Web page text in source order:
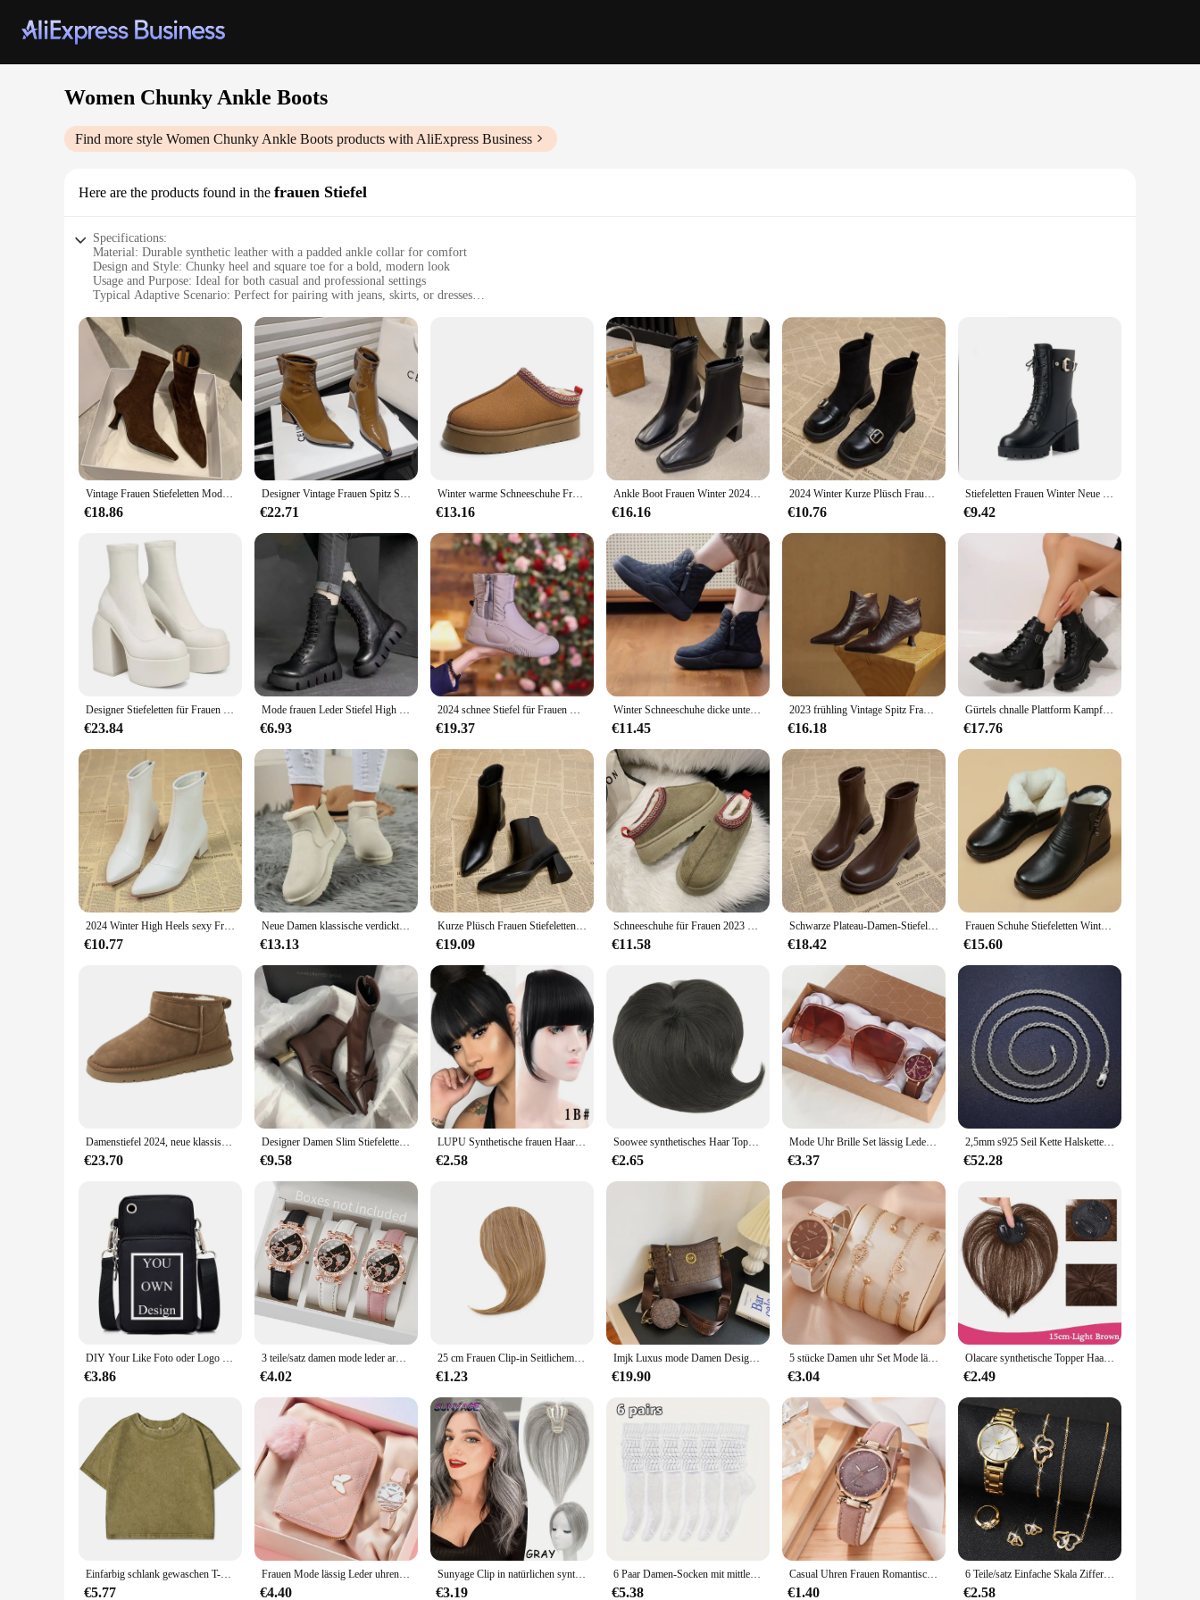
Women Chunky Ankle Boots
Find more style Women Chunky Ankle Boots products with AliExpress Business
Here are the products found in the frauen Stiefel
Specifications:
Material: Durable synthetic leather with a padded ankle collar for comfort
Design and Style: Chunky heel and square toe for a bold, modern look
Usage and Purpose: Ideal for both casual and professional settings
Typical Adaptive Scenario: Perfect for pairing with jeans, skirts, or dresses
Performance and Property: Non-slip rubber sole for secure footing on various surfaces
Features:
**Elegant Craftsmanship and Style**
Step into the season with confidence and style in our Women Chunky Ankle Boots. These boots are not just a fashion statement; they are a testament to elegant craftsmanship and versatile design. The
chunky heel and square toe offer a contemporary twist on classic ankle boot silhouettes, making them a must-have for any fashion-forward woman. The durable synthetic leather material ensures
longevity and a sleek finish, while the padded ankle collar provides comfort for all-day wear.
**Versatile and Comfortable Footwear**
Whether you're navigating the urban jungle or enjoying a casual day out, these boots are designed to keep up with your dynamic lifestyle. The non-slip rubber sole guarantees secure footing on various
surfaces, while the chunky heel offers a stable and comfortable stride. The boots' adaptability extends to various outfits, making them a staple in any wardrobe. They pair effortlessly with jeans, skirts,
or dresses, ensuring you're always ready for any occasion.
**A Boost for Your Wardrobe**
As a wholesale product, these Women Chunky Ankle Boots are an excellent addition to your collection or as a gift for friends and family. Their universal appeal makes them a popular choice among
vendors and suppliers, and their sets for sale offer an economical option for those looking to stock up on stylish footwear. Embrace the season's trends with these boots, and watch as they elevate your
outfits and your confidence.
Vintage Frauen Stiefeletten Mode Spitz Schuhe Herbst Winter High Heel Damen Elegante Stretch Dünne Kurze Booties
€18.86
Designer Vintage Frauen Spitz Stiefeletten Mode High Heels Kurze Booties Herbst Winter frauen Schuhe
€22.71
Winter warme Schneeschuhe Frauen klobige Plattform Plüsch Stiefeletten für Frau Wildleder Baumwolle gepolsterte Schuhe wasserdichte Hausschuhe Slipper
€13.16
Ankle Boot Frauen Winter 2024 Neue Kaschmir Warme Mode Schwarz Sexy Dünne Bein Elastische Botas De Invierno Para Mujer Bota feminina
€16.16
2024 Winter Kurze Plüsch Frauen Stiefeletten Mode Runde Kappe Damen Baumwolle Kurze Booties Elegante Platz Niedrigen Ferse frauen schuhe
€10.76
Stiefeletten Frauen Winter Neue Pelz Warme Non-slip Damen Stiefel Große Größe Winter Schnee Stiefel Plattform Schuhe schwarz High Heels Botas
€9.42
Designer Stiefeletten für Frauen Frühling Herbst Marke Frau Heels Plattform Chunky Stiefel Solide PU Frauen Schuhe Neue Sexy High Heels
€23.84
Mode frauen Leder Stiefel High Top Casual Baumwolle Boot Plüsch Warme Winter Stiefel für Frauen Nicht Slip Plattform Stiefel botas Mujer
€6.93
2024 schnee Stiefel für Frauen Neue Baumwolle Schuhe Winter Plüsch Dicke Sohle frauen Schuhe Plattform Anti Slip Warme Stiefeletten schuhe
€19.37
Winter Schneeschuhe dicke untere Seiten kette warme bequeme Schneeschuhe für Frauen
€11.45
2023 frühling Vintage Spitz Frauen Stiefeletten Mode Starke Ferse Schuhe Concise Kurze Botas De Mujer
€16.18
Gürtels chnalle Plattform Kampfs tiefel Frauen klobige Absätze schnüren Stiefeletten Frau Seite Reiß verschluss Pu Leder kurze Stiefeletten plus Größe 43
€17.76
2024 Winter High Heels sexy Frauen Luxus schuhe klobige Knöchel Chelsea Stiefel Mode neue spitze Zehen Reiß verschluss Goth Pumps Marke Schuhe
€10.77
Neue Damen klassische verdickte Fluff Schneeschuhe bequeme warme Stiefeletten Frau Winter Damen Schuhe klobige Botas Mujer
€13.13
Kurze Plüsch Frauen Stiefeletten Mode Seite Reißverschlüsse Schuhe Herbst Winter Starke Absatz frauen Warme Kurze Booties
€19.09
Schneeschuhe für Frauen 2023 Winter neue Kaschmir warme dicke Sohlen ohne fersen bedeckte Haare halbe Pantoffel Baumwoll schuhe für Frauen
€11.58
Schwarze Plateau-Damen-Stiefeletten, modische weiche Lederschuhe, Herbst-Winter, dicker Absatz, kurze Damenstiefel
€18.42
Frauen Schuhe Stiefeletten Winter Plüsch Warme Weiche Sohle Anti Slip Wasserdicht Komfortable Outdoor Zipper Kälte Beweis Frauen Stiefel
€15.60
Damenstiefel 2024, neue klassische verdickte Flusen-Schneestiefel für Damen, bequeme warme Stiefeletten, Winter, klobige Goth-Schuhe für Damen
€23.70
Designer Damen Slim Stiefeletten Mode Elegante Spitzschuh Schuhe High Heel Damen Morder Short Booties
€9.58
LUPU Synthetische frauen Haar Kurze Gerade Stumpfen Pony Natürliche Gefälschte Falsche Haar Clip In Haarteile Für Schwarz Hitze Beständig faser
€2.58
Soowee synthetisches Haar Topper mit Pony unsichtbare 3D Haar Toupet Haar teile Top Haar verschlüsse für Männer und Frauen
€2.65
Mode Uhr Brille Set lässig Leder Gürtel Uhren Frauen einfache Sonnenbrille Damen Eisen Turm Zifferblatt Quarz Armbanduhren Kleid c
€3.37
2,5mm s925 Seil Kette Halskette Sterling Silber nie verblassen wasserdichte Halsreif Männer Frauen Schmuck Silber Farbe Ketten Geschenk
€52.28
DIY Your Like Foto oder Logo Damen Herren Individueller Druck Handytasche Leuchtende Umhängetasche Mini Handtasche Umhängetasche Geldbörse
€3.86
3 teile/satz damen mode leder armband herzförmige zifferblatt quarzuhr für damen schwarz weiß rosa set
€4.02
25 cm Frauen Clip-in Seitlichem Pony Natürliche Dicke Matte Stirn Haarverlängerungen Pony Schwarz Braun Blonde Pony Fransen Perücke Haarteile
€1.23
Imjk Luxus mode Damen Designer Tasche Handtaschen Schulter Messenger geneigte Umhängetasche Abend taschen quadratische Tasche
€19.90
5 stücke Damen uhr Set Mode lässig Quarzuhr Mode einfache Armband Uhr Set
€3.04
Olacare synthetische Topper Haarteil falsche Knall Clip-in Pony Erweiterung natürliche gefälschte Fransen unsichtbare Clourse Haarteil für Frauen
€2.49
Einfarbig schlank gewaschen T-Shirt Frauen Mode weiche Baumwolle T-Shirts Casual Sport Kurzarm coole Retro-Kleidung weiblich
€5.77
Frauen Mode lässig Leder uhren & Plüsch Ball Dekoration Schmetterling Brieftasche Set Quarz Armbanduhren Kleid Uhr montre femme
€4.40
Sunyage Clip in natürlichen synthetischen Haaren Pony Fransen Haar teile Mittelteil Haar verlängerung Topper für Frauen Haarausfall
€3.19
6 Paar Damen-Socken mit mittlerer Wade, dicke Thermo-Strick-Wadensocken, niedliche lange, lockere Slouch-Socken, Frühling, Herbst, Winter, warm
€5.38
Casual Uhren Frauen Romantische Sternen Himmel Uhr Armband Leder Strass Designer Damen Uhr Einfache Kleid Gfit Montre Femme
€1.40
6 Teile/satz Einfache Skala Zifferblatt frauen Uhr Mode Gold Stahl Band Quarz Uhren Schmuck-Set (Ohne Box)
€2.58